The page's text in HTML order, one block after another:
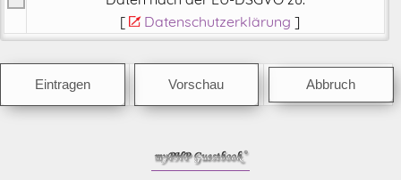
[
Datenschutzerklärung ]
Abbruch